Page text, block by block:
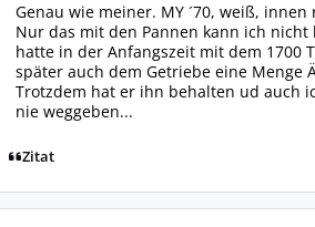
Genau wie meiner. MY ´70, weiß, innen
Nur das mit den Pannen kann ich nicht
hatte in der Anfangszeit mit dem 1700
später auch dem Getriebe eine Menge
Trotzdem hat er ihn behalten ud auch
nie weggeben...
Zitat